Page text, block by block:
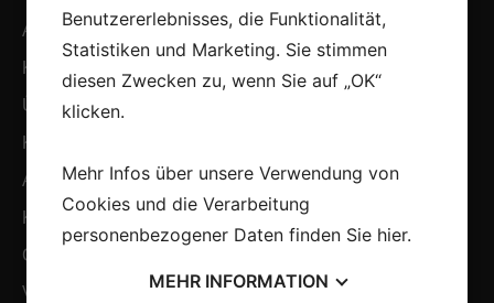
Automobilindustrie
Kompetenzen
Über uns
Karriere
Aktuelles
Kontakt
Cookie-Politik
Verkaufs- und Lieferbedingungen
Benutzererlebnisses, die Funktionalität,
Statistiken und Marketing. Sie stimmen
diesen Zwecken zu, wenn Sie auf „OK“
klicken.
Mehr Infos über unsere Verwendung von
Cookies und die Verarbeitung
personenbezogener Daten finden Sie hier.
MEHR INFORMATION